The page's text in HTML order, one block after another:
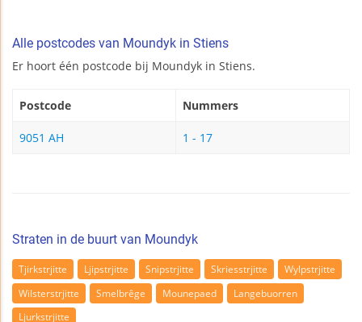
Alle postcodes van Moundyk in Stiens
Er hoort één postcode bij Moundyk in Stiens.
Postcode Nummers
9051 AH 1 - 17
Straten in de buurt van Moundyk
Tjirkstrjitte Ljipstrjitte Snipstrjitte Skriesstrjitte
Wylpstrjitte
Wilsterstrjitte
Smelbrêge Mounepaed
Langebuorren
Ljurkstrjitte